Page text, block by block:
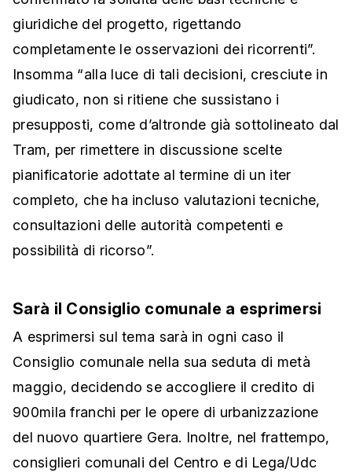
giuridiche del progetto, rigettando
completamente le osservazioni dei ricorrenti”.
Insomma “alla luce di tali decisioni, cresciute in
giudicato, non si ritiene che sussistano i
presupposti, come d’altronde già sottolineato dal
Tram, per rimettere in discussione scelte
pianificatorie adottate al termine di un iter
completo, che ha incluso valutazioni tecniche,
consultazioni delle autorità competenti e
possibilità di ricorso”.
Sarà il Consiglio comunale a esprimersi
A esprimersi sul tema sarà in ogni caso il
Consiglio comunale nella sua seduta di metà
maggio, decidendo se accogliere il credito di
900mila franchi per le opere di urbanizzazione
del nuovo quartiere Gera. Inoltre, nel frattempo,
consiglieri comunali del Centro e di Lega/Udc